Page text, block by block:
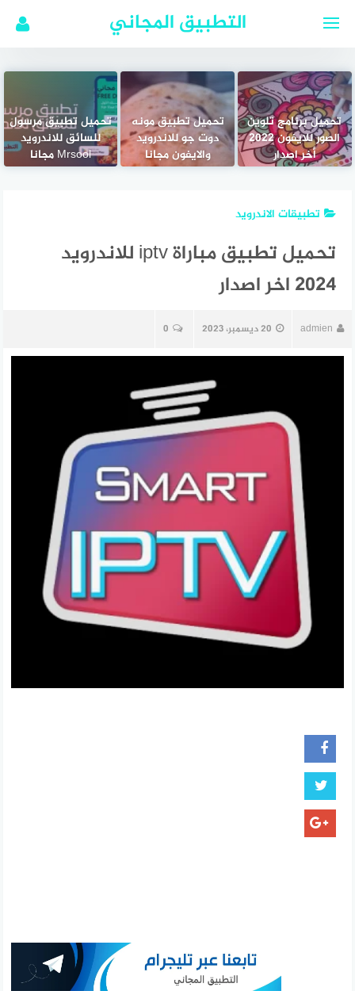
التطبيق المجاني
تحميل برنامج تلوين
الصور للايفون 2022
أخر اصدار
تحميل تطبيق مونه
دوت جو للاندرويد
والايفون مجانا
تحميل تطبيق مرسول
للسائق للاندرويد
Mrsool مجانا
تطبيقات الاندرويد
تحميل تطبيق مباراة iptv للاندرويد
2024 اخر اصدار
admien 20 ديسمبر، 2023 0